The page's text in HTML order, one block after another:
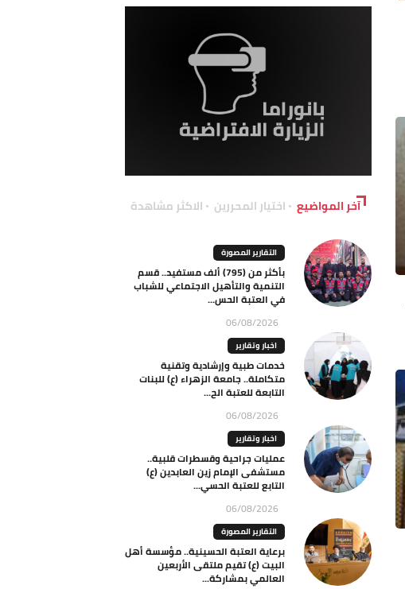
آخر المواضيع اختيار المحررين الاكثر مشاهدة
التقارير المصورة
بأكثر من (795) ألف مستفيد.. قسم
التنمية والتأهيل الاجتماعي للشباب
في العتبة الحس...
06/08/2026
اخبار وتقارير
خدمات طبية وإرشادية وتقنية
متكاملة.. جامعة الزهراء (ع) للبنات
التابعة للعتبة الح...
06/08/2026
اخبار وتقارير
عمليات جراحية وقسطرات قلبية..
مستشفى الإمام زين العابدين (ع)
التابع للعتبة الحسي...
06/08/2026
التقارير المصورة
برعاية العتبة الحسينية.. مؤسسة أهل
البيت (ع) تقيم ملتقى الأربعين
العالمي بمشاركة...